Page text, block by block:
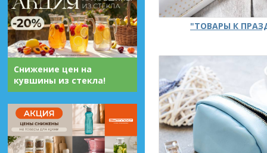
Снижение цен на
кувшины из стекла!
"ТОВАРЫ К